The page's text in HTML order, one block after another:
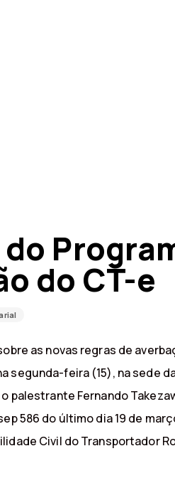
do CT-e
as novas regras de
segunda-feira (15), na sede
o palestrante Fernando
586 do último dia 19 de
Civil do Transportador